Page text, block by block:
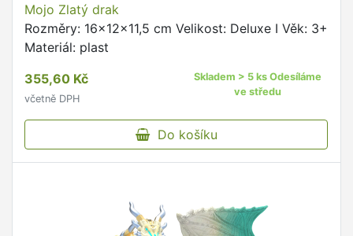
Mojo Zlatý drak
Rozměry: 16x12x11,5 cm Velikost: Deluxe I Věk: 3+
Materiál: plast
355,60 Kč
včetně DPH
Skladem > 5 ks Odesíláme
ve středu
Do košíku